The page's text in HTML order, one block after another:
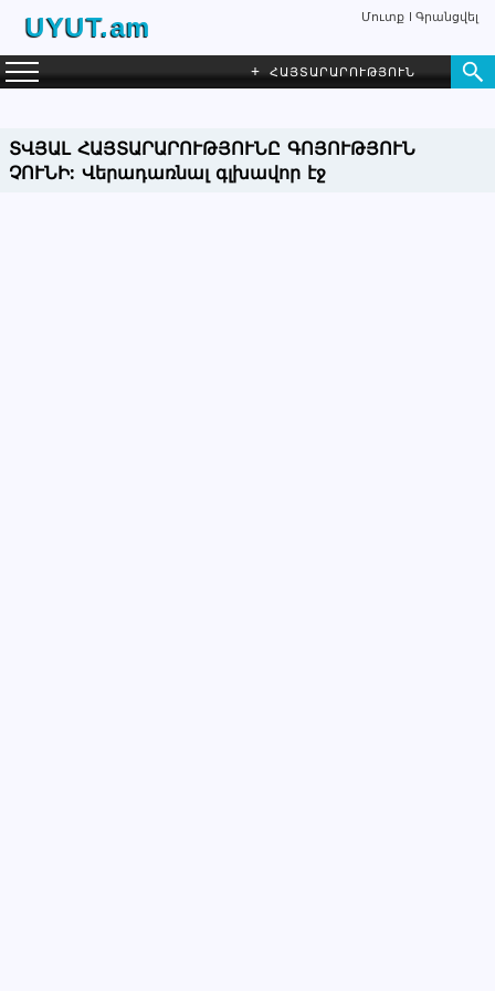
UYUT.am Մուտք Գրանցվել
+ ՀԱՅՏԱՐԱՐՈՒԹՅՈՒՆ
ՏՎՅԱԼ ՀԱՅՏԱՐԱՐՈՒԹՅՈՒՆԸ ԳՈՅՈՒԹՅՈՒՆ
ՉՈՒՆԻ: Վերադառնալ գլխավոր էջ